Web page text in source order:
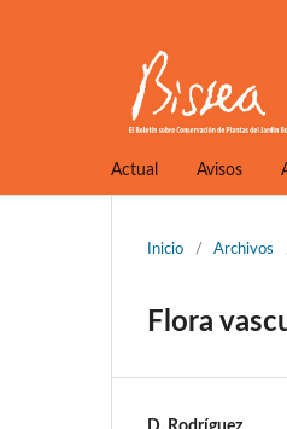
Actual Avisos
Inicio / Archivos
Flora